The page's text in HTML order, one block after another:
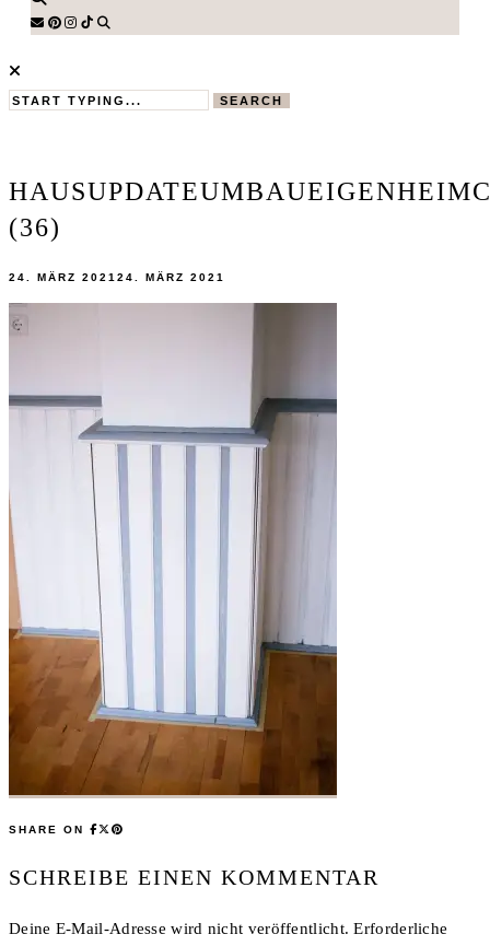
SEARCH
(36)
24. MÄRZ 2021 24. MÄRZ 2021
SHARE ON
SCHREIBE EINEN KOMMENTAR
Deine E-Mail-Adresse wird nicht veröffentlicht. Erforderliche